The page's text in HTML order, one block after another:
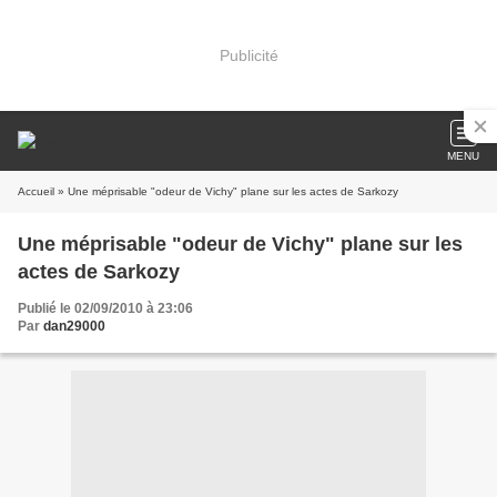
Publicité
MENU
Accueil » Une méprisable "odeur de Vichy" plane sur les actes de Sarkozy
Une méprisable "odeur de Vichy" plane sur les
actes de Sarkozy
Publié le 02/09/2010 à 23:06
Par dan29000